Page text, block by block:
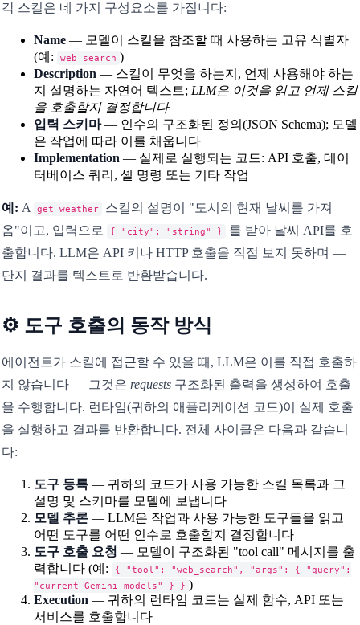
각 스킬은 네 가지 구성요소를 가집니다:
Name— 모델이 스킬을 참조할 때 사용하는 고유 식별자
(예:
web_search )
Description— 스킬이 무엇을 하는지, 언제 사용해야 하는
지 설명하는 자연어 텍스트; LLM은 이것을 읽고 언제 스킬
을 호출할지 결정합니다
입력 스키마— 인수의 구조화된 정의(JSON Schema); 모델
은 작업에 따라 이를 채웁니다
Implementation— 실제로 실행되는 코드: API 호출, 데이
터베이스 쿼리, 셸 명령 또는 기타 작업
예: A get_weather
스킬의 설명이 "도시의 현재 날씨를 가져
옴"이고, 입력으로
{ "city": "string" }
를 받아 날씨 API를 호
출합니다. LLM은 API 키나 HTTP 호출을 직접 보지 못하며 —
단지 결과를 텍스트로 반환받습니다.
⚙️ 도구 호출의 동작 방식
에이전트가 스킬에 접근할 수 있을 때, LLM은 이를 직접 호출하
지 않습니다 — 그것은 requests구조화된 출력을 생성하여 호출
을 수행합니다. 런타임(귀하의 애플리케이션 코드)이 실제 호출
을 실행하고 결과를 반환합니다. 전체 사이클은 다음과 같습니
다:
도구 등록— 귀하의 코드가 사용 가능한 스킬 목록과 그
설명 및 스키마를 모델에 보냅니다
모델 추론— LLM은 작업과 사용 가능한 도구들을 읽고
어떤 도구를 어떤 인수로 호출할지 결정합니다
도구 호출 요청 — 모델이 구조화된 "tool call" 메시지를 출
력합니다 (예:
{ "tool": "web_search", "args": { "query":
"current Gemini models" } } )
Execution— 귀하의 런타임 코드는 실제 함수, API 또는
서비스를 호출합니다